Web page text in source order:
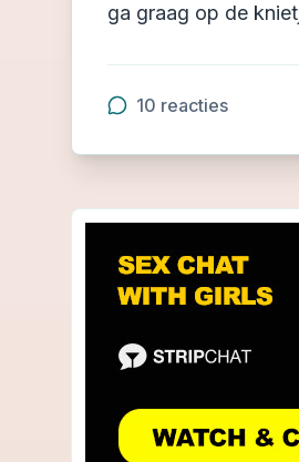
ga graag op de
10 reacties